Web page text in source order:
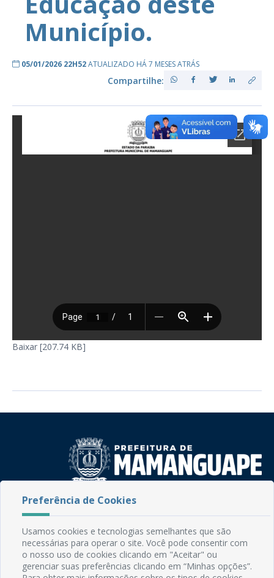
Município.
05/01/2026 22H52ATUALIZADO HÁ 7 MESES ATRÁS
Compartilhe:
Baixar [207.74 KB]
Rua do Imperador, 78, Centro
CEP: 58.280-000 - Mamanguape/PB
Fone: (83) 3292-2246
Email: comunicacao@mamanguape.pb.gov.br
Expediente: Segunda à Sexta, das 08h às 13h
Preferência de Cookies
Usamos cookies e tecnologias semelhantes que são
necessárias para operar o site. Você pode consentir com
o nosso uso de cookies clicando em "Aceitar" ou
gerenciar suas preferências clicando em “Minhas opções”.